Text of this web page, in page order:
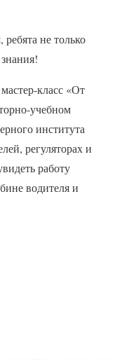
не только
класс «От
учебном
института
регуляторах и
работу
водителя и